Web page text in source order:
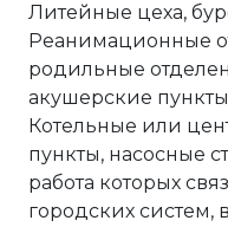
Литейные цеха,
Реанимационные
родильные
акушерские
Котельные или
пункты, насосные
работа которых
городских систем,